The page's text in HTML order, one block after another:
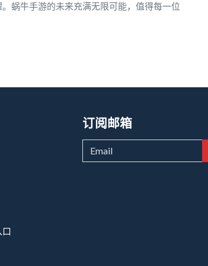
蜗牛手游的未来充满无限可能，值得每一位
口
订阅邮箱